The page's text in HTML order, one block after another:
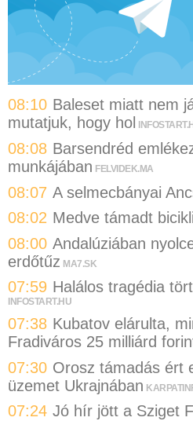
08:10 Baleset miatt nem
mutatjuk, hogy hol
08:08 Barsendréd
munkájában FELVIDEK.MA
08:07 A selmecbányai
08:02 Medve támadt
08:00 Andalúziában
erdőtűz MA7.SK
07:59 Halálos tragédia
INFOSTART.HU
07:38 Kubatov elárulta,
Fradiváros 25 milliárd
07:30 Orosz támadás ért
üzemet Ukrajnában
07:24 Jó hír jött a Sziget